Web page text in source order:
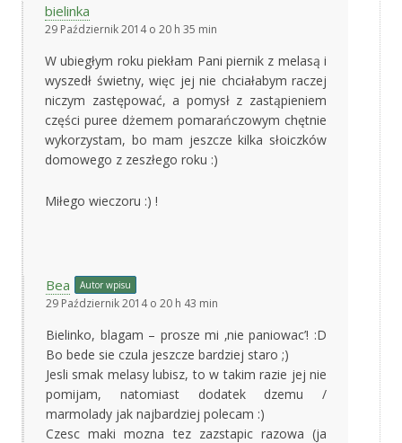
bielinka
29 Październik 2014 o 20 h 35 min
W ubiegłym roku piekłam Pani piernik z melasą i
wyszedł świetny, więc jej nie chciałabym raczej
niczym zastępować, a pomysł z zastąpieniem
części puree dżemem pomarańczowym chętnie
wykorzystam, bo mam jeszcze kilka słoiczków
domowego z zeszłego roku :)
Miłego wieczoru :) !
Bea Autor wpisu
29 Październik 2014 o 20 h 43 min
Bielinko, blagam – prosze mi ‚nie paniowac’! :D
Bo bede sie czula jeszcze bardziej staro ;)
Jesli smak melasy lubisz, to w takim razie jej nie
pomijam, natomiast dodatek dzemu /
marmolady jak najbardziej polecam :)
Czesc maki mozna tez zazstapic razowa (ja